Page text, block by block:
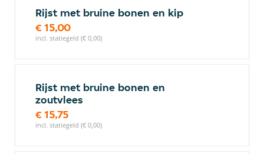
Rijst met bruine bonen en kip
€ 15,00
incl. statiegeld (€ 0,00)
Rijst met bruine bonen en
zoutvlees
€ 15,75
incl. statiegeld (€ 0,00)